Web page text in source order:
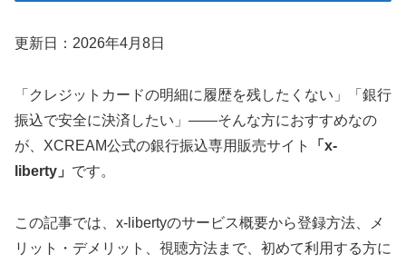
更新日：2026年4月8日
「クレジットカードの明細に履歴を残したくない」「銀行
振込で安全に決済したい」――そんな方におすすめなの
が、XCREAM公式の銀行振込専用販売サイト
「x-
liberty」 です。
この記事では、x-libertyのサービス概要から登録方法、メ
リット・デメリット、視聴方法まで、初めて利用する方に